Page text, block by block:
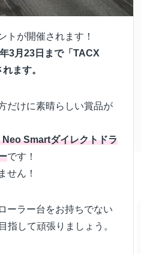
トが開催されます！
3月23日まで「TACX
ます。
だけに素晴らしい賞品が
Neo Smartダイレクトドラ
です！
せん！
ーラー台をお持ちでない
指して頑張りましょう。